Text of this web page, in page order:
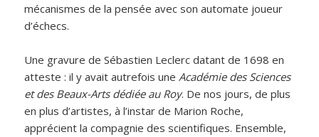
mécanismes de la pensée avec son automate joueur
d’échecs.
Une gravure de Sébastien Leclerc datant de 1698 en
atteste : il y avait autrefois uneAcadémie des Sciences
et des Beaux-Arts dédiée au Roy. De nos jours, de plus
en plus d’artistes, à l’instar de Marion Roche,
apprécient la compagnie des scientifiques. Ensemble,